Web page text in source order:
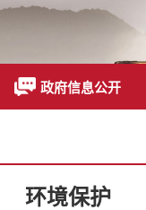
政府信息公开
环境保护